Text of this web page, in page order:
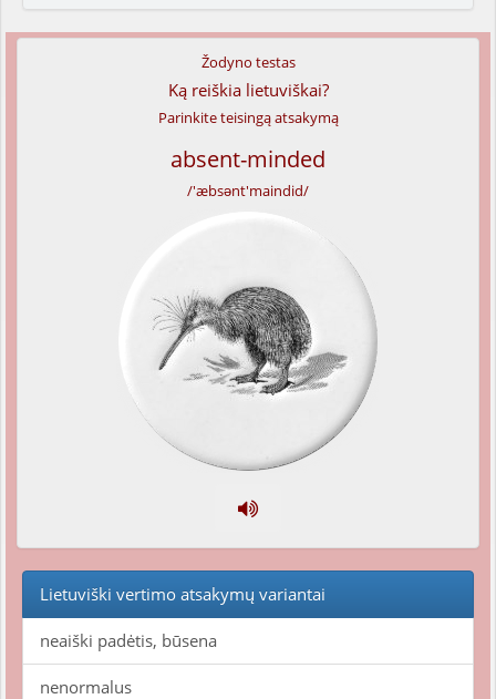
Žodyno testas
Ką reiškia lietuviškai?
Parinkite teisingą atsakymą
absent-minded
/'æbsənt'maindid/
Lietuviški vertimo atsakymų variantai
neaiški padėtis, būsena
nenormalus